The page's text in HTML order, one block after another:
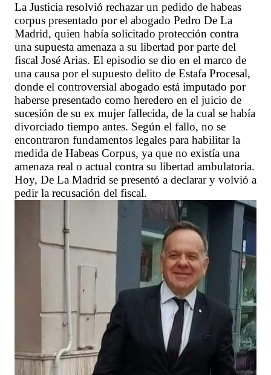
La Justicia resolvió rechazar un pedido de habeas
corpus presentado por el abogado Pedro De La
Madrid, quien había solicitado protección contra
una supuesta amenaza a su libertad por parte del
fiscal José Arias. El episodio se dio en el marco de
una causa por el supuesto delito de Estafa Procesal,
donde el controversial abogado está imputado por
haberse presentado como heredero en el juicio de
sucesión de su ex mujer fallecida, de la cual se había
divorciado tiempo antes. Según el fallo, no se
encontraron fundamentos legales para habilitar la
medida de Habeas Corpus, ya que no existía una
amenaza real o actual contra su libertad ambulatoria.
Hoy, De La Madrid se presentó a declarar y volvió a
pedir la recusación del fiscal.